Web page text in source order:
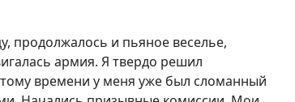
продолжалось и пьяное веселье,
армия. Я твердо решил
времени у меня уже был сломанный